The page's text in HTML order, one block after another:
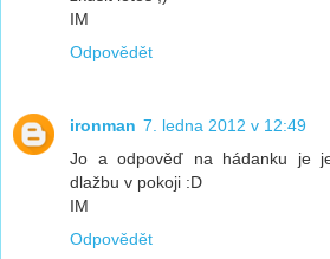
IM
Odpovědět
ironman 7. ledna 2012 v 12:49
Jo a odpověď na hádanku je
dlažbu v pokoji :D
IM
Odpovědět